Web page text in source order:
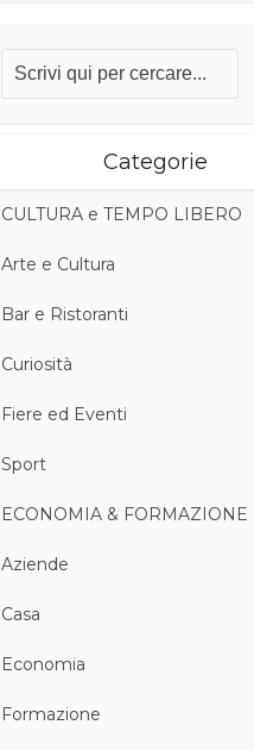
Categorie
CULTURA e TEMPO LIBERO
Arte e Cultura
Bar e Ristoranti
Curiosità
Fiere ed Eventi
Sport
ECONOMIA & FORMAZIONE
Aziende
Casa
Economia
Formazione